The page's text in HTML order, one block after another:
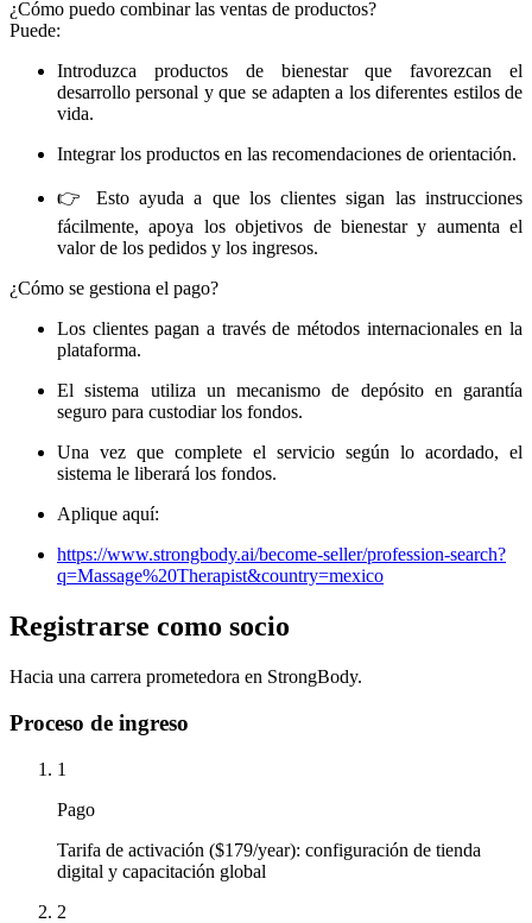
¿Cómo puedo combinar las ventas de productos?
Puede:
Introduzca productos de bienestar que favorezcan el
desarrollo personal y que se adapten a los diferentes estilos de
vida.
Integrar los productos en las recomendaciones de orientación.
👉 Esto ayuda a que los clientes sigan las instrucciones
fácilmente, apoya los objetivos de bienestar y aumenta el
valor de los pedidos y los ingresos.
¿Cómo se gestiona el pago?
Los clientes pagan a través de métodos internacionales en la
plataforma.
El sistema utiliza un mecanismo de depósito en garantía
seguro para custodiar los fondos.
Una vez que complete el servicio según lo acordado, el
sistema le liberará los fondos.
Aplique aquí:
https://www.strongbody.ai/become-seller/profession-search?
q=Massage%20Therapist&country=mexico
Registrarse como socio
Hacia una carrera prometedora en StrongBody.
Proceso de ingreso
1
Pago
Tarifa de activación ($179/year): configuración de tienda
digital y capacitación global
2